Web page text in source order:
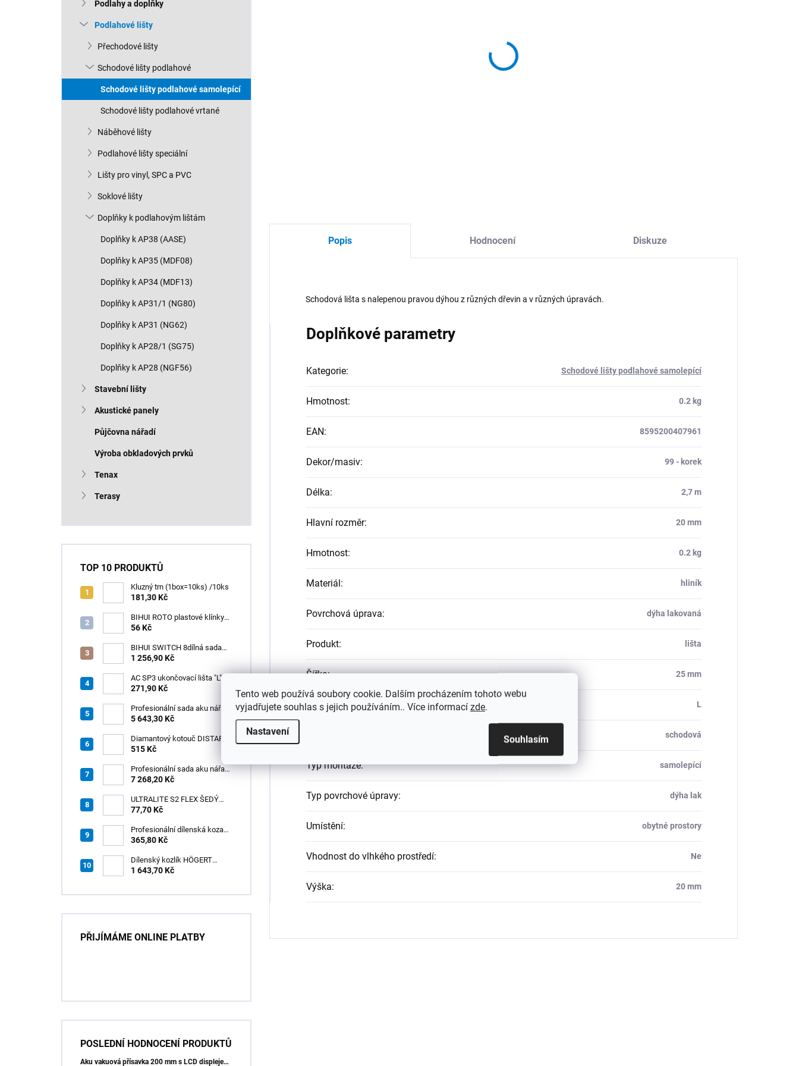
Tento web používá soubory cookie. Dalším procházením tohoto webu
vyjadřujete souhlas s jejich používáním.. Více informací zde.
Nastavení
Souhlasím
e
Podlahy a doplňky
Podlahové lišty
Přechodové lišty
Schodové lišty podlahové
Schodové lišty podlahové samolepící
Schodové lišty podlahové vrtané
Náběhové lišty
Podlahové lišty speciální
Lišty pro vinyl, SPC a PVC
Soklové lišty
Doplňky k podlahovým lištám
Doplňky k AP38 (AASE)
Doplňky k AP35 (MDF08)
Doplňky k AP34 (MDF13)
Doplňky k AP31/1 (NG80)
Doplňky k AP31 (NG62)
Doplňky k AP28/1 (SG75)
Doplňky k AP28 (NGF56)
Stavební lišty
Akustické panely
Půjčovna nářadí
Výroba obkladových prvků
Tenax
Terasy
TOP 10 PRODUKTŮ
Kluzný trn (1box=10ks) /10ks
181,30 Kč
BIHUI ROTO plastové klínky
1–13 mm – balení 50 ks
56 Kč
BIHUI SWITCH 8dílná sada
zubových hladítek INOX –
boxu
1 256,90 Kč
AC SP3 ukončovací lišta "L",
PREMIUM, hliník elox titan, v:
271,90 Kč
Profesionální sada aku nářadí
3v1 HÖGERT
5 643,30 Kč
Diamantový kotouč DISTAR
GREEN CUT
Z60
515 Kč
Profesionální sada aku nářadí
3v1 20V HÖGERT
7 268,20 Kč
ULTRALITE S2 FLEX ŠEDÝ
/15kg
77,70 Kč
Profesionální dílenská koza
HÖGERT HT7G550
365,80 Kč
Dílenský kozlík HÖGERT
HT7G551
1 643,70 Kč
PŘIJÍMÁME ONLINE PLATBY
POSLEDNÍ HODNOCENÍ PRODUKTŮ
Aku vakuová přísavka 200 mm s LCD displejem (150 kg) - HÖGERT HT3B355
Popis Hodnocení Diskuze
Schodová lišta s nalepenou pravou dýhou z různých dřevin a v různých úpravách.
Doplňkové parametry
Kategorie: Schodové lišty podlahové samolepící
Hmotnost: 0.2 kg
EAN: 8595200407961
Dekor/masiv: 99 - korek
Délka: 2,7 m
Hlavní rozměr: 20 mm
Hmotnost: 0.2 kg
Materiál: hliník
Povrchová úprava: dýha lakovaná
Produkt: lišta
Šířka: 25 mm
Tvar L
schodová
Typ montáže: samolepící
Typ povrchové úpravy: dýha lak
Umístění: obytné prostory
Vhodnost do vlhkého prostředí: Ne
Výška: 20 mm